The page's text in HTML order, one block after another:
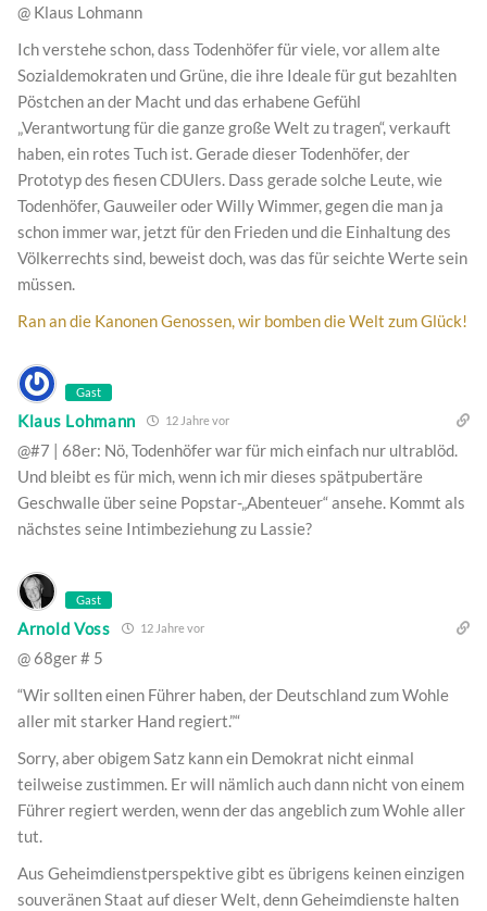
@ Klaus Lohmann
Ich verstehe schon, dass Todenhöfer für viele, vor allem alte
Sozialdemokraten und Grüne, die ihre Ideale für gut bezahlten
Pöstchen an der Macht und das erhabene Gefühl
„Verantwortung für die ganze große Welt zu tragen“, verkauft
haben, ein rotes Tuch ist. Gerade dieser Todenhöfer, der
Prototyp des fiesen CDUlers. Dass gerade solche Leute, wie
Todenhöfer, Gauweiler oder Willy Wimmer, gegen die man ja
schon immer war, jetzt für den Frieden und die Einhaltung des
Völkerrechts sind, beweist doch, was das für seichte Werte sein
müssen.
Ran an die Kanonen Genossen, wir bomben die Welt zum Glück!
Gast
Klaus Lohmann 12 Jahre vor
@#7 | 68er: Nö, Todenhöfer war für mich einfach nur ultrablöd.
Und bleibt es für mich, wenn ich mir dieses spätpubertäre
Geschwalle über seine Popstar-„Abenteuer“ ansehe. Kommt als
nächstes seine Intimbeziehung zu Lassie?
Gast
Arnold Voss 12 Jahre vor
@ 68ger # 5
“Wir sollten einen Führer haben, der Deutschland zum Wohle
aller mit starker Hand regiert.”“
Sorry, aber obigem Satz kann ein Demokrat nicht einmal
teilweise zustimmen. Er will nämlich auch dann nicht von einem
Führer regiert werden, wenn der das angeblich zum Wohle aller
tut.
Aus Geheimdienstperspektive gibt es übrigens keinen einzigen
souveränen Staat auf dieser Welt, denn Geheimdienste halten